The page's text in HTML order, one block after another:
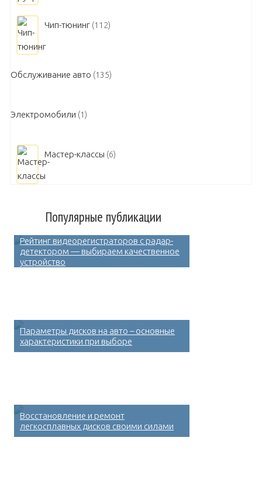
Чип-тюнинг (112)
Обслуживание авто (135)
Электромобили (1)
Мастер-классы (6)
Популярные публикации
Рейтинг видеорегистраторов с радар-
детектором — выбираем качественное
устройство
Параметры дисков на авто – основные
характеристики при выборе
Восстановление и ремонт
легкосплавных дисков своими силами